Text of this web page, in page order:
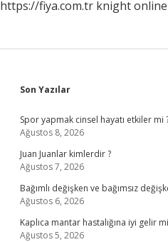
https://fiya.com.tr knight online
Sidebar
Son Yazılar
Spor yapmak cinsel hayatı etkiler mi
Ağustos 8, 2026
Juan Juanlar kimlerdir ?
Ağustos 7, 2026
Bağımlı değişken ve bağımsız
Ağustos 6, 2026
Kaplıca mantar hastalığına iyi gelir
Ağustos 5, 2026